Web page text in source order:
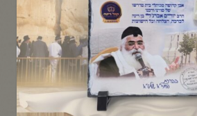
לאברכים פרשת
תשפ"ד